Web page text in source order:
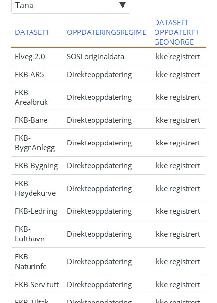
DATASETT OPPDATERINGSREGIME
DATASETT
OPPDATERT I
GEONORGE
Elveg 2.0
SOSI originaldata
Ikke registrert
FKB-AR5
Direkteoppdatering
Ikke registrert
FKB-
Arealbruk
Direkteoppdatering Ikke registrert
FKB-Bane Direkteoppdatering
Ikke registrert
FKB-
BygnAnlegg
Direkteoppdatering Ikke registrert
FKB-Bygning Direkteoppdatering
Ikke registrert
FKB-
Høydekurve
Direkteoppdatering Ikke registrert
FKB-Ledning Direkteoppdatering
Ikke registrert
FKB-
Lufthavn
Direkteoppdatering Ikke registrert
FKB-
Naturinfo
Direkteoppdatering Ikke registrert
FKB-Servitutt Direkteoppdatering
Ikke registrert